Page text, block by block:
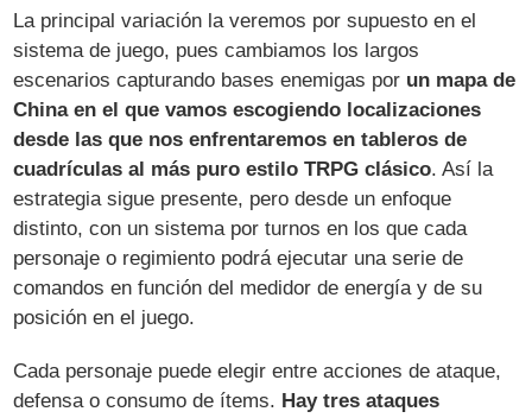
La principal variación la veremos por supuesto en el
sistema de juego, pues cambiamos los largos
escenarios capturando bases enemigas por un mapa de
China en el que vamos escogiendo localizaciones
desde las que nos enfrentaremos en tableros de
cuadrículas al más puro estilo TRPG clásico. Así la
estrategia sigue presente, pero desde un enfoque
distinto, con un sistema por turnos en los que cada
personaje o regimiento podrá ejecutar una serie de
comandos en función del medidor de energía y de su
posición en el juego.
Cada personaje puede elegir entre acciones de ataque,
defensa o consumo de ítems. Hay tres ataques